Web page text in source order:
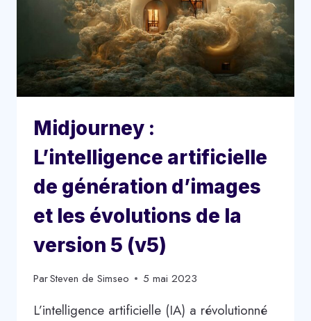
Midjourney :
L’intelligence artificielle
de génération d’images
et les évolutions de la
version 5 (v5)
ParSteven de Simseo 5 mai 2023
L’intelligence artificielle (IA) a révolutionné